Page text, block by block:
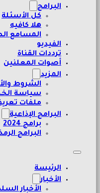
البرامج
كل الأسئلة
هلا كافيه
المسامع
الفيديو
ترددات القناة
أصوات المعلنين
المزيد
الشروط
سياسة
ملفات
البرامج الإذاعية
برامج 2024
البرامج
الرئيسة
الأخبار
الأخبار